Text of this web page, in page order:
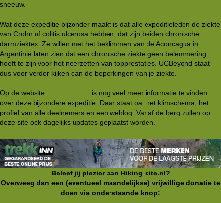
sneeuw.
Wat deze expeditie bijzonder maakt is dat alle expeditieleden de ziekte
van Crohn of colitis ulcerosa hebben, dat zijn beiden chronische
darmziektes. Ze willen met het beklimmen van de Aconcagua in
Argentinië laten zien dat een chronische ziekte geen belemmering
hoeft te zijn voor het neerzetten van topprestaties. UCBeyond staat
dus voor verder kijken dan de beperkingen van je ziekte.
Op de website
is nog veel meer informatie te vinden
over deze bijzondere expeditie. Daar staat oa. het klimschema, het
profiel van alle deelnemers en een weblog. Vanaf de berg zullen op
deze site ook dagelijks updates geplaatst worden.
Beleef jij plezier aan Hiking-site.nl?
Overweeg dan een (eventueel maandelijkse) vrijwillige donatie te
doen via onderstaande knop: